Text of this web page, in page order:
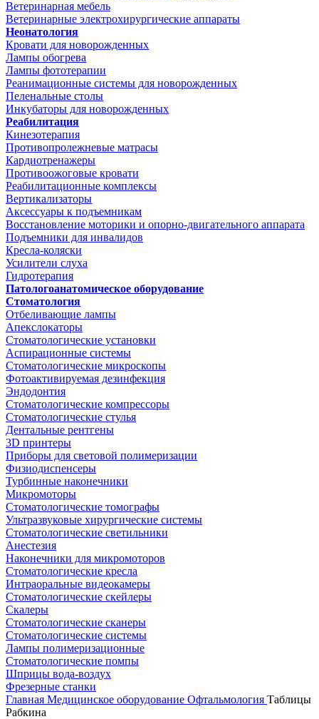
Ветеринарная мебель
Ветеринарные электрохирургические аппараты
Неонатология
Кровати для новорожденных
Лампы обогрева
Лампы фототерапии
Реанимационные системы для новорожденных
Пеленальные столы
Инкубаторы для новорожденных
Реабилитация
Кинезотерапия
Противопролежневые матрасы
Кардиотренажеры
Противоожоговые кровати
Реабилитационные комплексы
Вертикализаторы
Аксессуары к подъемникам
Восстановление моторики и опорно-двигательного аппарата
Подъемники для инвалидов
Кресла-коляски
Усилители слуха
Гидротерапия
Патологоанатомическое оборудование
Стоматология
Отбеливающие лампы
Апекслокаторы
Стоматологические установки
Аспирационные системы
Стоматологические микроскопы
Фотоактивируемая дезинфекция
Эндодонтия
Стоматологические компрессоры
Стоматологические стулья
Дентальные рентгены
3D принтеры
Приборы для световой полимеризации
Физиодиспенсеры
Турбинные наконечники
Микромоторы
Стоматологические томографы
Ультразвуковые хирургические системы
Стоматологические светильники
Анестезия
Наконечники для микромоторов
Стоматологические кресла
Интраоральные видеокамеры
Стоматологические скейлеры
Скалеры
Стоматологические сканеры
Стоматологические системы
Лампы полимеризационные
Стоматологические помпы
Шприцы вода-воздух
Фрезерные станки
Главная Медицинское оборудование Офтальмология Таблицы
Рабкина